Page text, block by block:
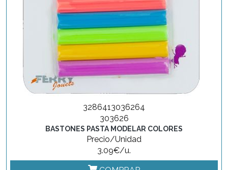
3286413036264
303626
BASTONES PASTA MODELAR COLORES
Precio/Unidad
3.09€/u.